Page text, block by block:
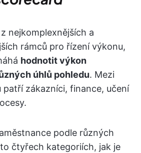
nejkomplexnějších a
rámců pro řízení výkonu,
hodnotit výkon
úhlů pohledu. Mezi
zákazníci, finance, učení
podle různých
čtyřech kategoriích, jak je